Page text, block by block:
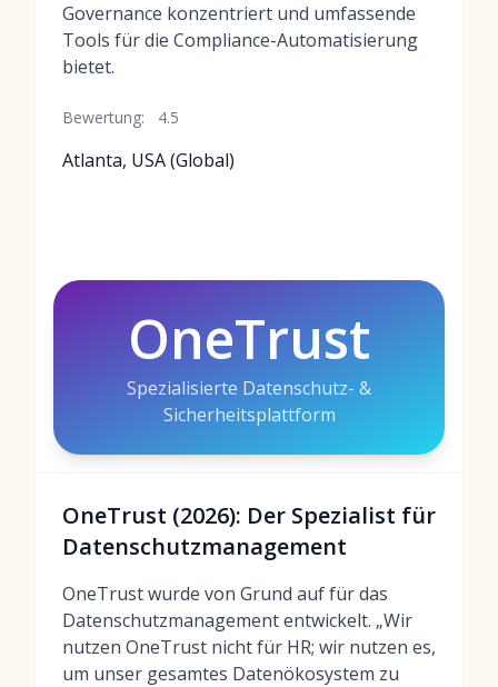
Governance konzentriert und umfassende
Tools für die Compliance-Automatisierung
bietet.
Bewertung: 4.5
Atlanta, USA (Global)
OneTrust
Spezialisierte Datenschutz- &
Sicherheitsplattform
OneTrust (2026): Der Spezialist für
Datenschutzmanagement
OneTrust wurde von Grund auf für das
Datenschutzmanagement entwickelt. „Wir
nutzen OneTrust nicht für HR; wir nutzen es,
um unser gesamtes Datenökosystem zu